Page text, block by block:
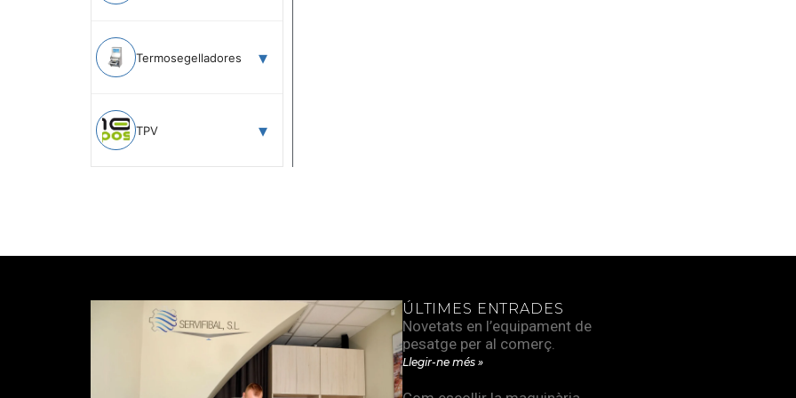
Termosegelladores
TPV
ÚLTIMES ENTRADES
Novetats en l’equipament de
pesatge per al comerç.
Llegir-ne més »